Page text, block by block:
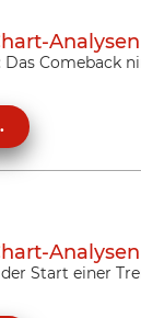
Analysen
Das Comeback
Analysen
Start einer